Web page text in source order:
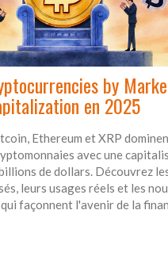
by
en 2025
Ethereum et XRP
avec une
de dollars. Découvrez
leurs usages réels et les
façonnent l'avenir de la